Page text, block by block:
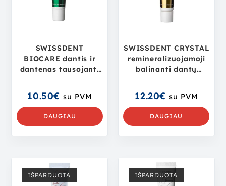
SWISSDENT
BIOCARE dantis ir
dantenas tausojanti
10.50€ su PVM
DAUGIAU
SWISSDENT CRYSTAL
remineralizuojamoji
balinanti dantų
12.20€ su PVM
DAUGIAU
IŠPARDUOTA IŠPARDUOTA